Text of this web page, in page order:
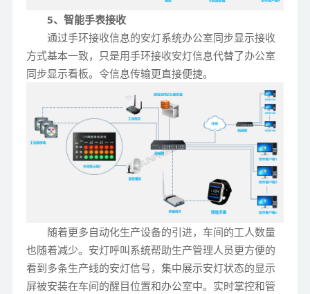
5、智能手表接收
通过手环接收信息的安灯系统办公室同步显示接收
方式基本一致，只是用手环接收安灯信息代替了办公室
同步显示看板。令信息传输更直接便捷。
随着更多自动化生产设备的引进，车间的工人数量
也随着减少。安灯呼叫系统帮助生产管理人员更方便的
看到多条生产线的安灯信号，集中展示安灯状态的显示
屏被安装在车间的醒目位置和办公室中。实时掌控和管